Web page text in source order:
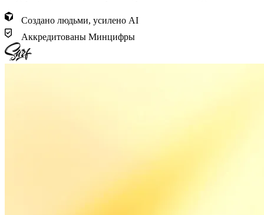
Создано людьми, усилено AI
Аккредитованы Минцифры